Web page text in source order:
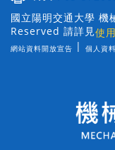
國立陽明交通大學
Reserved 請詳見使
網站資料開放宣告 | 個人資